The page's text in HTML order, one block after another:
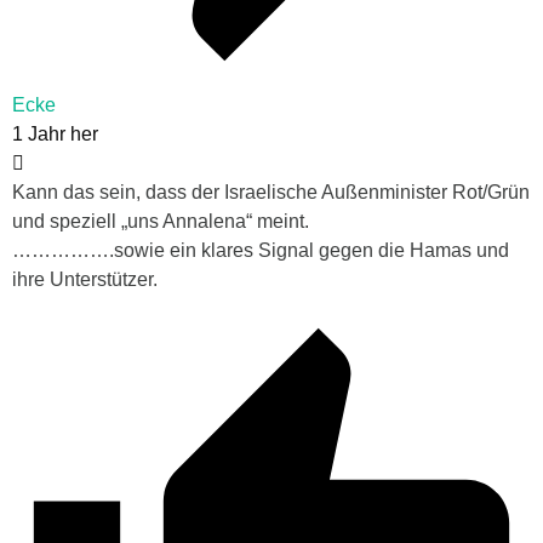
Ecke
1 Jahr her
Kann das sein, dass der Israelische Außenminister Rot/Grün
und speziell „uns Annalena“ meint.
…………….sowie ein klares Signal gegen die Hamas und
ihre Unterstützer.